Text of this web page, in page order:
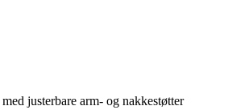
justerbare arm- og nakkestøtter